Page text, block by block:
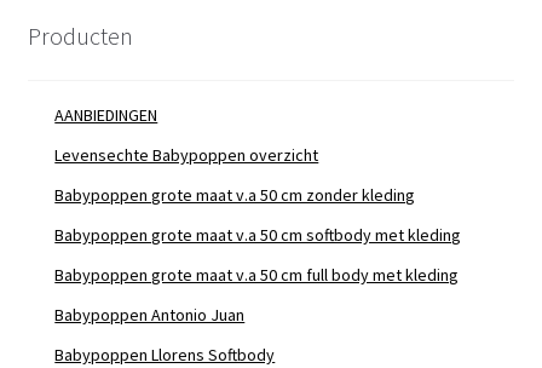
Producten
AANBIEDINGEN
Levensechte Babypoppen overzicht
Babypoppen grote maat v.a 50 cm zonder kleding
Babypoppen grote maat v.a 50 cm softbody met kleding
Babypoppen grote maat v.a 50 cm full body met kleding
Babypoppen Antonio Juan
Babypoppen Llorens Softbody